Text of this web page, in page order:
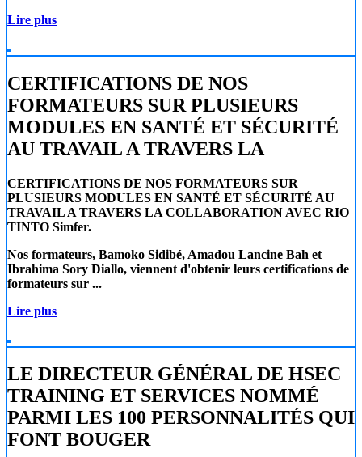
Lire plus
CERTIFICATIONS DE NOS
FORMATEURS SUR PLUSIEURS
MODULES EN SANTÉ ET SÉCURITÉ
AU TRAVAIL A TRAVERS LA
CERTIFICATIONS DE NOS FORMATEURS SUR
PLUSIEURS MODULES EN SANTÉ ET SÉCURITÉ AU
TRAVAIL A TRAVERS LA COLLABORATION AVEC RIO
TINTO Simfer.
Nos formateurs, Bamoko Sidibé, Amadou Lancine Bah et
Ibrahima Sory Diallo, viennent d'obtenir leurs certifications de
formateurs sur ...
Lire plus
LE DIRECTEUR GÉNÉRAL DE HSEC
TRAINING ET SERVICES NOMMÉ
PARMI LES 100 PERSONNALITÉS QUI
FONT BOUGER